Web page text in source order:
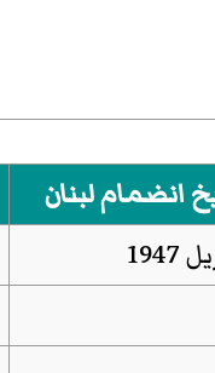
انضمام لبنان